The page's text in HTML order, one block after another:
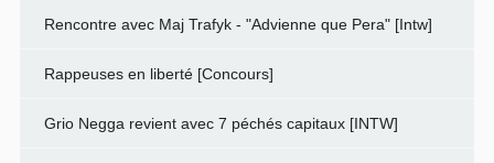
Rencontre avec Maj Trafyk - "Advienne que Pera" [Intw]
Rappeuses en liberté [Concours]
Grio Negga revient avec 7 péchés capitaux [INTW]